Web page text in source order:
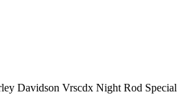
Davidson Vrscdx Night Rod Special